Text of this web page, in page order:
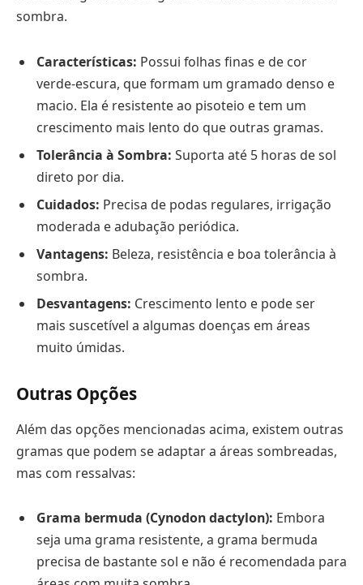
sombra.
Características: Possui folhas finas e de cor
verde-escura, que formam um gramado denso e
macio. Ela é resistente ao pisoteio e tem um
crescimento mais lento do que outras gramas.
Tolerância à Sombra: Suporta até 5 horas de sol
direto por dia.
Cuidados: Precisa de podas regulares, irrigação
moderada e adubação periódica.
Vantagens: Beleza, resistência e boa tolerância à
sombra.
Desvantagens: Crescimento lento e pode ser
mais suscetível a algumas doenças em áreas
muito úmidas.
Outras Opções
Além das opções mencionadas acima, existem outras
gramas que podem se adaptar a áreas sombreadas,
mas com ressalvas:
Grama bermuda (Cynodon dactylon): Embora
seja uma grama resistente, a grama bermuda
precisa de bastante sol e não é recomendada para